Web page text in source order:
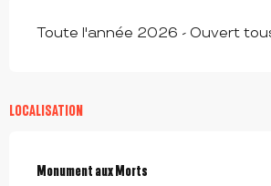
Toute l'année 2026 - Ouvert
LOCALISATION
Monument aux Morts